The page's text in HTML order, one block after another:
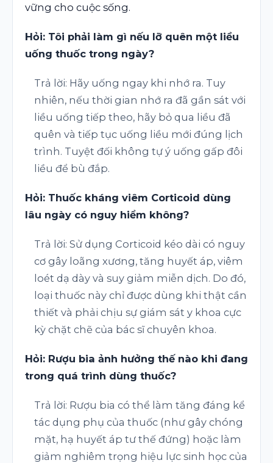
vững cho cuộc sống.
Hỏi: Tôi phải làm gì nếu lỡ quên một liều
uống thuốc trong ngày?
Trả lời: Hãy uống ngay khi nhớ ra. Tuy
nhiên, nếu thời gian nhớ ra đã gần sát với
liều uống tiếp theo, hãy bỏ qua liều đã
quên và tiếp tục uống liều mới đúng lịch
trình. Tuyệt đối không tự ý uống gấp đôi
liều để bù đắp.
Hỏi: Thuốc kháng viêm Corticoid dùng
lâu ngày có nguy hiểm không?
Trả lời: Sử dụng Corticoid kéo dài có nguy
cơ gây loãng xương, tăng huyết áp, viêm
loét dạ dày và suy giảm miễn dịch. Do đó,
loại thuốc này chỉ được dùng khi thật cần
thiết và phải chịu sự giám sát y khoa cực
kỳ chặt chẽ của bác sĩ chuyên khoa.
Hỏi: Rượu bia ảnh hưởng thế nào khi đang
trong quá trình dùng thuốc?
Trả lời: Rượu bia có thể làm tăng đáng kể
tác dụng phụ của thuốc (như gây chóng
mặt, hạ huyết áp tư thế đứng) hoặc làm
giảm nghiêm trọng hiệu lực sinh học của